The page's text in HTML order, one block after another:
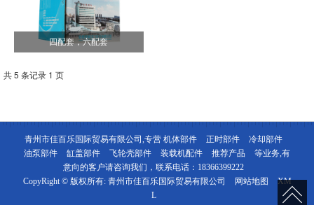
四配套，六配套
共 5 条记录 1 页
青州市佳百乐国际贸易有限公司,专营 机体部件 正时部件
冷却部件
油泵部件
缸盖部件 飞轮壳部件 装载机配件 推荐产品
等业务,有
意向的客户请咨询我们，联系电话： 18366399222
CopyRight © 版权所有: 青州市佳百乐国际贸易有限公司 网站地图
XM
L